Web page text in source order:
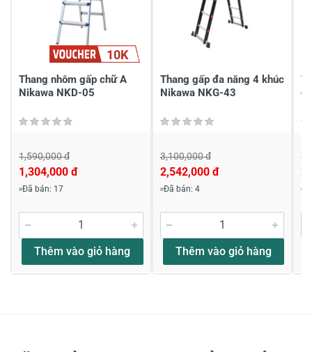
Gửi nhận xét10K
Thang nhôm gấp chữ A
Nikawa NKD-05
1,590,000 đ
1,304,000 đ
Đã bán: 17
Thêm vào giỏ hàng
Thang gấp đa năng 4 khúc
Nikawa NKG-43
3,100,000 đ
2,542,000 đ
Đã bán: 4
Thêm vào giỏ hàng